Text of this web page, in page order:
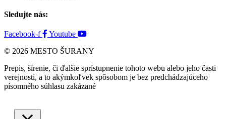
Sledujte nás:
Facebook-f
Youtube
© 2026 MESTO ŠURANY
Prepis, šírenie, či ďalšie sprístupnenie tohoto webu alebo jeho časti
verejnosti, a to akýmkoľvek spôsobom je bez predchádzajúceho
písomného súhlasu zakázané